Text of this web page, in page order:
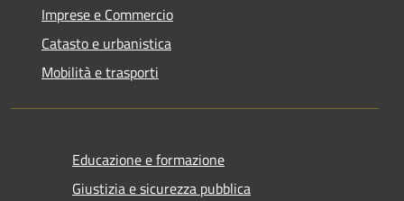
Imprese e Commercio
Catasto e urbanistica
Mobilità e trasporti
Educazione e formazione
Giustizia e sicurezza pubblica